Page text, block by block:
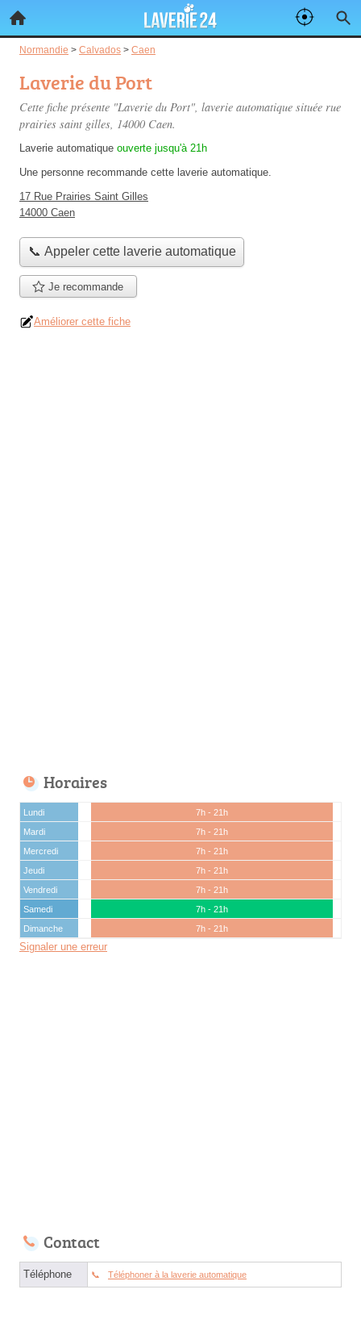
Normandie > Calvados > Caen
Laverie du Port
Cette fiche présente "Laverie du Port", laverie automatique située rue
prairies saint gilles, 14000 Caen.
Laverie automatique ouverte jusqu'à 21h
Une personne recommande cette laverie automatique.
17 Rue Prairies Saint Gilles
14000 Caen
📞 Appeler cette laverie automatique
Je recommande
Améliorer cette fiche
Horaires
Lundi
7h - 21h
Mardi
7h - 21h
Mercredi
7h - 21h
Jeudi
7h - 21h
Vendredi
7h - 21h
Samedi
7h - 21h
Dimanche
7h - 21h
Signaler une erreur
Contact
Téléphone Téléphoner à la laverie automatique